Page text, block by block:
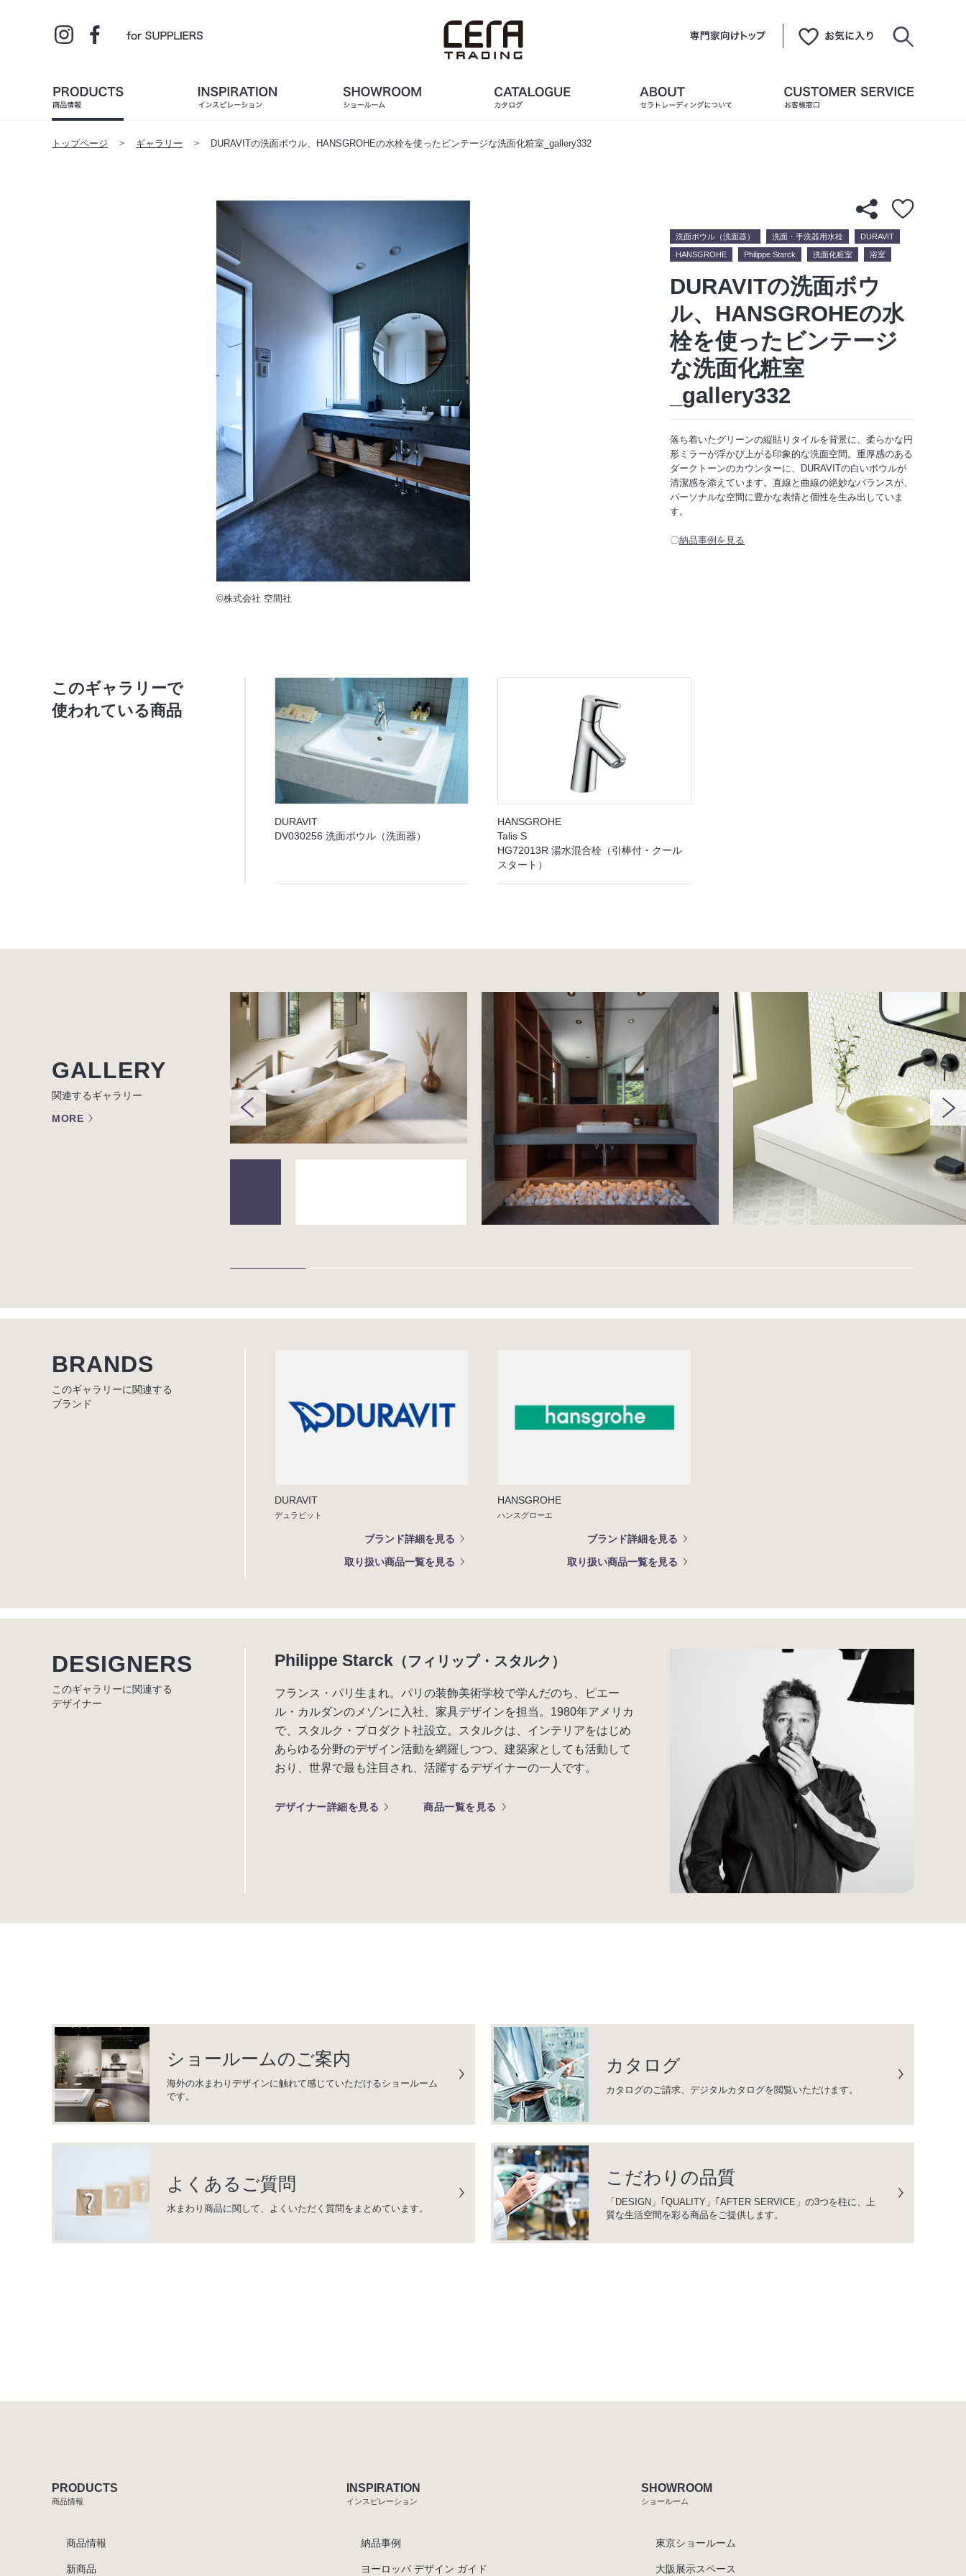
トップページ ギャラリー DURAVITの洗面ボウル、HANSGROHEの水栓を使ったビンテージな洗面化粧室_gallery332
©株式会社 空間社
洗面ボウル（洗面器） 洗面・手洗器用水栓 DURAVIT
HANSGROHE Philippe Starck 洗面化粧室 浴室
DURAVITの洗面ボウ
ル、HANSGROHEの水
栓を使ったビンテージ
な洗面化粧室
_gallery332
落ち着いたグリーンの縦貼りタイルを背景に、柔らかな円
形ミラーが浮かび上がる印象的な洗面空間。重厚感のある
ダークトーンのカウンターに、DURAVITの白いボウルが
清潔感を添えています。直線と曲線の絶妙なバランスが、
パーソナルな空間に豊かな表情と個性を生み出していま
す。
〇納品事例を見る
このギャラリーで
使われている商品
DURAVIT
DV030256 洗面ボウル（洗面器）
HANSGROHE
Talis S
HG72013R 湯水混合栓（引棒付・クール
スタート）
GALLERY
関連するギャラリー
MORE
BRANDS
このギャラリーに関連する
ブランド
DURAVIT
デュラビット
ブランド詳細を見る
取り扱い商品一覧を見る
HANSGROHE
ハンスグローエ
ブランド詳細を見る
取り扱い商品一覧を見る
DESIGNERS
このギャラリーに関連する
デザイナー
Philippe Starck （フィリップ・スタルク）
フランス・パリ生まれ。パリの装飾美術学校で学んだのち、ピエー
ル・カルダンのメゾンに入社、家具デザインを担当。1980年アメリカ
で、スタルク・プロダクト社設立。スタルクは、インテリアをはじめ
あらゆる分野のデザイン活動を網羅しつつ、建築家としても活動して
おり、世界で最も注目され、活躍するデザイナーの一人です。
デザイナー詳細を見る 商品一覧を見る
ショールームのご案内
海外の水まわりデザインに触れて感じていただけるショールーム
です。
カタログ
カタログのご請求、デジタルカタログを閲覧いただけます。
よくあるご質問
水まわり商品に関して、よくいただく質問をまとめています。
こだわりの品質
「DESIGN」｢QUALITY」｢AFTER SERVICE」の3つを柱に、上
質な生活空間を彩る商品をご提供します。
PRODUCTS
商品情報
商品情報
新商品
INSPIRATION
インスピレーション
納品事例
ヨーロッパ デザイン ガイド
SHOWROOM
ショールーム
東京ショールーム
大阪展示スペース